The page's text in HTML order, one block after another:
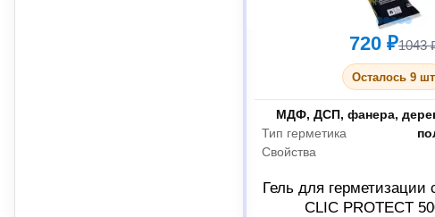
720 ₽1043
Осталось 9 шт
Склеиваемые материалы
Тип герметика
Свойства
Гель для герметизации
CLIC PROTECT